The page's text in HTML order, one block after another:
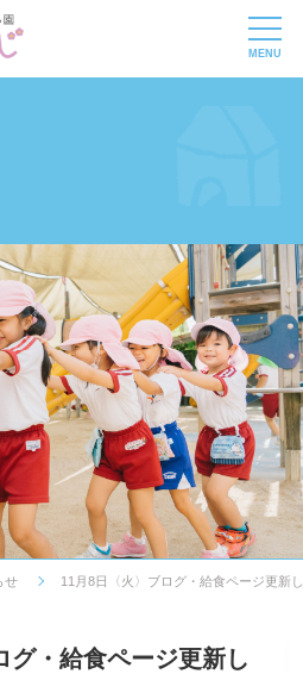
せ 11月8日〈火〉ブログ・給食ページ更新
グ・給食ページ更新し